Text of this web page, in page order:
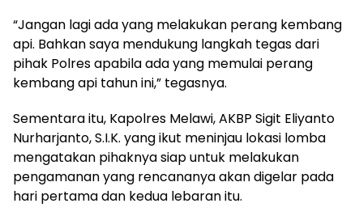
“Jangan lagi ada yang melakukan perang kembang
api. Bahkan saya mendukung langkah tegas dari
pihak Polres apabila ada yang memulai perang
kembang api tahun ini,” tegasnya.
Sementara itu, Kapolres Melawi, AKBP Sigit Eliyanto
Nurharjanto, S.I.K. yang ikut meninjau lokasi lomba
mengatakan pihaknya siap untuk melakukan
pengamanan yang rencananya akan digelar pada
hari pertama dan kedua lebaran itu.